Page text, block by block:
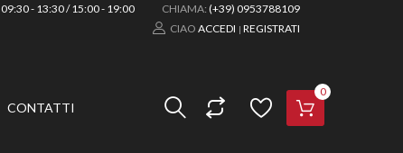
09:30 - 13:30 / 15:00 - 19:00 CHIAMA: (+39) 0953788109
CIAO ACCEDI | REGISTRATI
0
CONTATTI